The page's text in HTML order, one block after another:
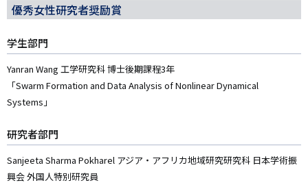
優秀女性研究者奨励賞
学生部門
Yanran Wang 工学研究科 博士後期課程3年
「Swarm Formation and Data Analysis of Nonlinear Dynamical
Systems」
研究者部門
Sanjeeta Sharma Pokharel アジア・アフリカ地域研究研究科 日本学術振
興会 外国人特別研究員